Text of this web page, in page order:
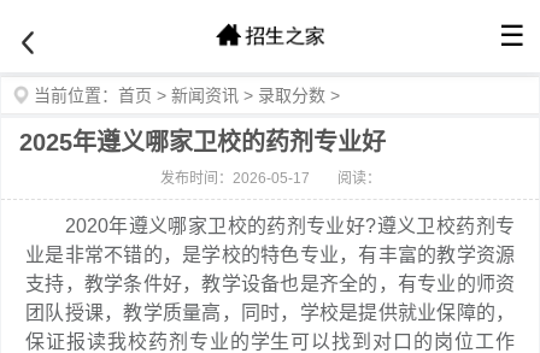
☰
当前位置： 首页 > 新闻资讯 > 录取分数 >
2025年遵义哪家卫校的药剂专业好
发布时间：2026-05-17 阅读：
2020年遵义哪家卫校的药剂专业好?遵义卫校药剂专
业是非常不错的，是学校的特色专业，有丰富的教学资源
支持，教学条件好，教学设备也是齐全的，有专业的师资
团队授课，教学质量高，同时，学校是提供就业保障的，
保证报读我校药剂专业的学生可以找到对口的岗位工作